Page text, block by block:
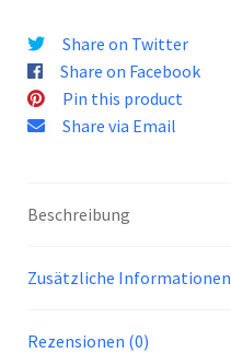
Share on Twitter
Share on Facebook
Pin this product
Share via Email
Beschreibung
Zusätzliche Informationen
Rezensionen (0)